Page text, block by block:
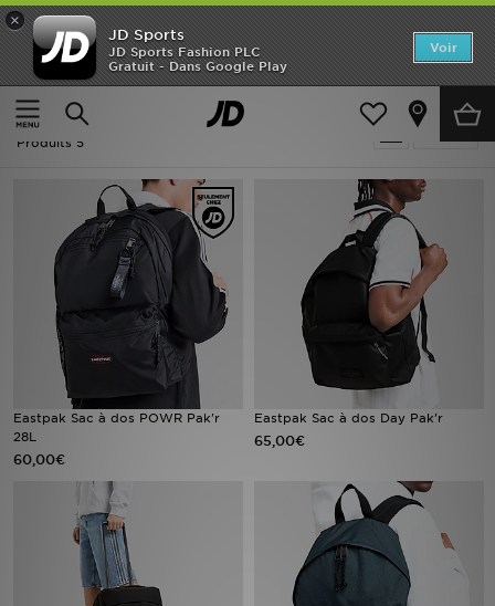
×
JD Sports
JD Sports Fashion PLC
Gratuit - Dans Google Play
Voir
Accueil
Homme
Homme - Eastpak
Produits 5
Eastpak Sac à dos POWR Pak'r
28L
60,00€
Eastpak Sac à dos Day Pak'r
65,00€
Accueil
Nouveautés
Homme
Enfant
Collections
Marques
Football
Sports
Mon JD
Suivre Ma Commande